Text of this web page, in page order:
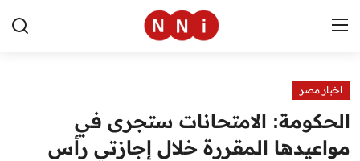
الرئيسية
اخبار مصر
اخبار مصر
الحكومة: الامتحانات ستجرى في
مواعيدها المقررة خلال إجازتي رأس